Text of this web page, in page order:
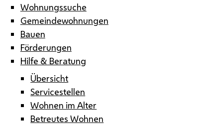
Wohnungssuche
Gemeindewohnungen
Bauen
Förderungen
Hilfe & Beratung
Übersicht
Servicestellen
Wohnen im Alter
Betreutes Wohnen